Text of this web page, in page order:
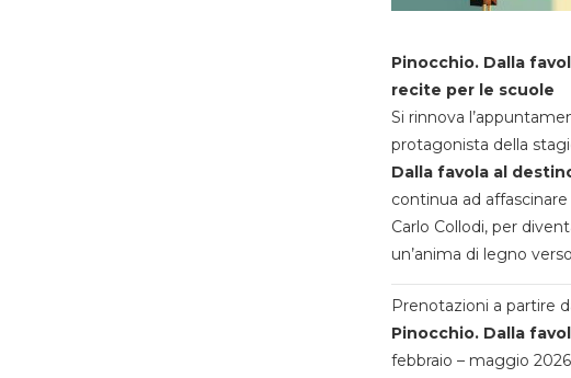
Pinocchio. Dalla
recite per le scuole
Si rinnova
protagonista della
Dalla favola al
continua ad
Carlo Collodi, per
un’anima di legno
Prenotazioni a partire
Pinocchio. Dalla
febbraio – maggio 2026